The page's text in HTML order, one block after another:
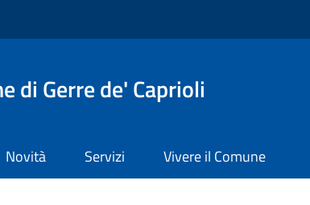
di Gerre de' Caprioli
Novità Servizi Vivere il Comune